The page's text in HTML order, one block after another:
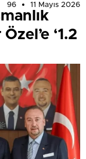
96 11 Mayıs 2026
‘1.2